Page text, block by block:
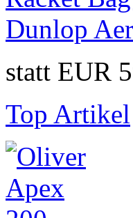
Dunlop
statt EUR
Top Artikel